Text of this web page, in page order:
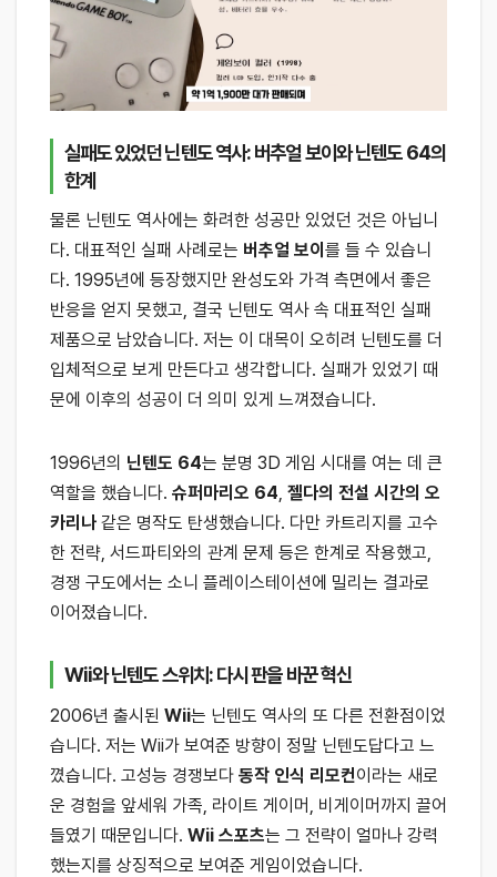
실패도 있었던 닌텐도 역사: 버추얼 보이와 닌텐도 64의
한계
물론 닌텐도 역사에는 화려한 성공만 있었던 것은 아닙니
다. 대표적인 실패 사례로는 버추얼 보이 를 들 수 있습니
다. 1995년에 등장했지만 완성도와 가격 측면에서 좋은
반응을 얻지 못했고, 결국 닌텐도 역사 속 대표적인 실패
제품으로 남았습니다. 저는 이 대목이 오히려 닌텐도를 더
입체적으로 보게 만든다고 생각합니다. 실패가 있었기 때
문에 이후의 성공이 더 의미 있게 느껴졌습니다.
1996년의 닌텐도 64는 분명 3D 게임 시대를 여는 데 큰
역할을 했습니다. 슈퍼마리오 64, 젤다의 전설 시간의 오
카리나 같은 명작도 탄생했습니다. 다만 카트리지를 고수
한 전략, 서드파티와의 관계 문제 등은 한계로 작용했고,
경쟁 구도에서는 소니 플레이스테이션에 밀리는 결과로
이어졌습니다.
Wii와 닌텐도 스위치: 다시 판을 바꾼 혁신
2006년 출시된 Wii는 닌텐도 역사의 또 다른 전환점이었
습니다. 저는 Wii가 보여준 방향이 정말 닌텐도답다고 느
꼈습니다. 고성능 경쟁보다 동작 인식 리모컨이라는 새로
운 경험을 앞세워 가족, 라이트 게이머, 비게이머까지 끌어
들였기 때문입니다. Wii 스포츠는 그 전략이 얼마나 강력
했는지를 상징적으로 보여준 게임이었습니다.